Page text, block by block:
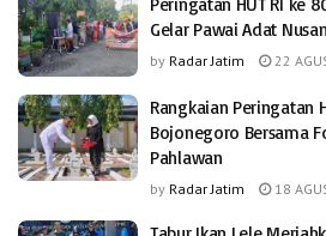
Gelar Pawai Adat
by Radar Jatim 22
Rangkaian Peringatan
Bojonegoro Bersama
Pahlawan
by Radar Jatim 18